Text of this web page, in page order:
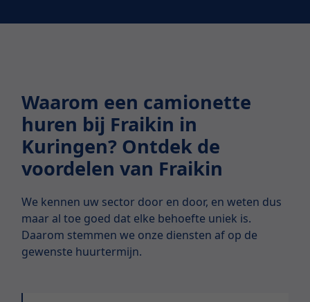
Waarom een camionette
huren bij Fraikin in
Kuringen? Ontdek de
voordelen van Fraikin
We kennen uw sector door en door, en weten dus
maar al toe goed dat elke behoefte uniek is.
Daarom stemmen we onze diensten af op de
gewenste huurtermijn.